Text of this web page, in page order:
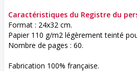
Caractéristiques du Registre du
Format : 24x32 cm.
Papier 110 g/m2 légèrement teinté
Nombre de pages : 60.
Fabrication 100% française.